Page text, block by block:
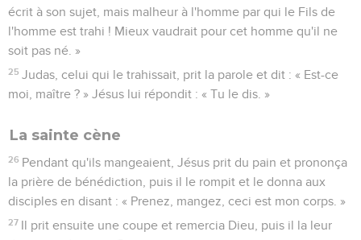
écrit à son sujet, mais malheur à l'homme par qui le Fils de
l'homme est trahi ! Mieux vaudrait pour cet homme qu'il ne
soit pas né. »
25 Judas, celui qui le trahissait, prit la parole et dit : « Est-ce
moi, maître ? » Jésus lui répondit : « Tu le dis. »
La sainte cène
26 Pendant qu'ils mangeaient, Jésus prit du pain et prononça
la prière de bénédiction, puis il le rompit et le donna aux
disciples en disant : « Prenez, mangez, ceci est mon corps. »
27 Il prit ensuite une coupe et remercia Dieu, puis il la leur